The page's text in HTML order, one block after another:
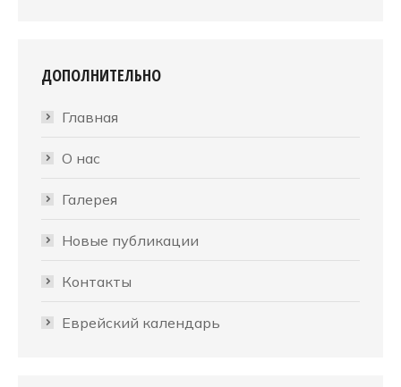
ДОПОЛНИТЕЛЬНО
Главная
О нас
Галерея
Новые публикации
Контакты
Еврейский календарь